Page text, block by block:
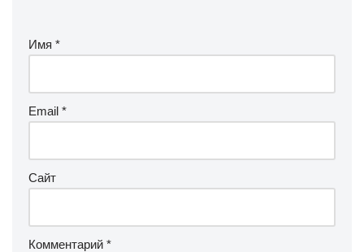
Имя *
Email *
Сайт
Комментарий *